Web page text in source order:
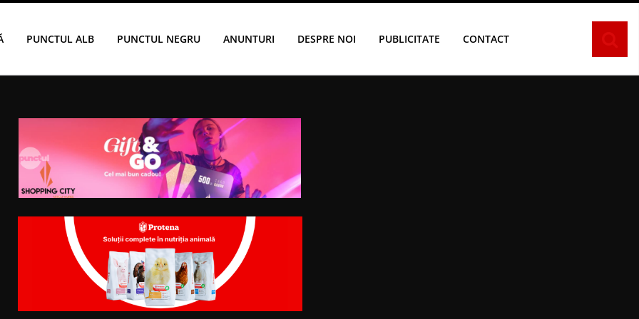
PUNCTUL ALB PUNCTUL NEGRU ANUNTURI DESPRE NOI PUBLICITATE CONTACT